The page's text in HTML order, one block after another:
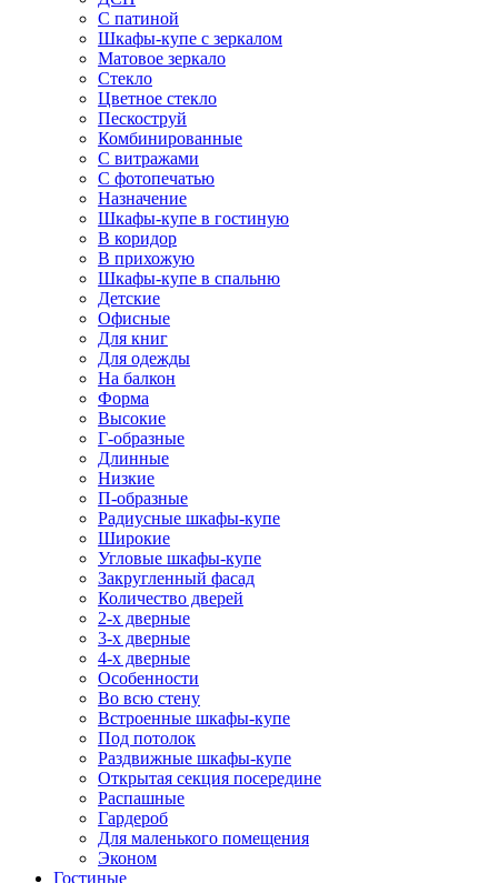
С патиной
Шкафы-купе с зеркалом
Матовое зеркало
Стекло
Цветное стекло
Пескоструй
Комбинированные
С витражами
С фотопечатью
Назначение
Шкафы-купе в гостиную
В коридор
В прихожую
Шкафы-купе в спальню
Детские
Офисные
Для книг
Для одежды
На балкон
Форма
Высокие
Г-образные
Длинные
Низкие
П-образные
Радиусные шкафы-купе
Широкие
Угловые шкафы-купе
Закругленный фасад
Количество дверей
2-х дверные
3-х дверные
4-х дверные
Особенности
Во всю стену
Встроенные шкафы-купе
Под потолок
Раздвижные шкафы-купе
Открытая секция посередине
Распашные
Гардероб
Для маленького помещения
Эконом
Гостиные